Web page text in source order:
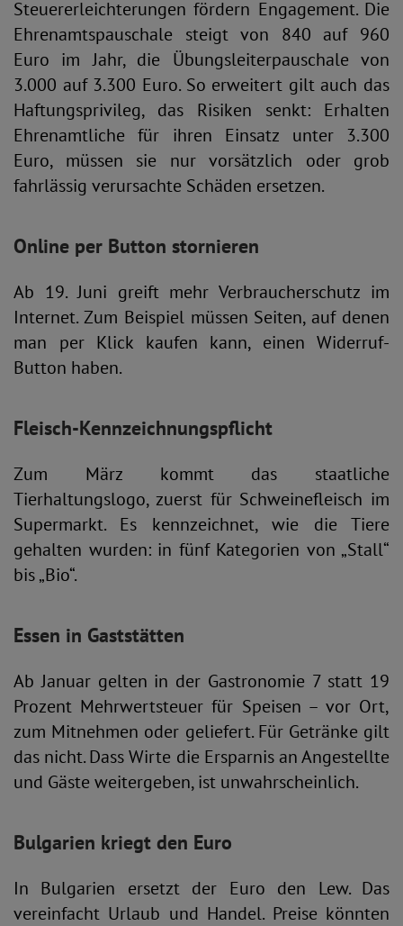
Steuererleichterungen fördern Engagement. Die
Ehrenamtspauschale steigt von 840 auf 960
Euro im Jahr, die Übungsleiterpauschale von
3.000 auf 3.300 Euro. So erweitert gilt auch das
Haftungsprivileg, das Risiken senkt: Erhalten
Ehrenamtliche für ihren Einsatz unter 3.300
Euro, müssen sie nur vorsätzlich oder grob
fahrlässig verursachte Schäden ersetzen.
Online per Button stornieren
Ab 19. Juni greift mehr Verbraucherschutz im
Internet. Zum Beispiel müssen Seiten, auf denen
man per Klick kaufen kann, einen Widerruf-
Button haben.
Fleisch-Kennzeichnungspflicht
Zum März kommt das staatliche
Tierhaltungslogo, zuerst für Schweinefleisch im
Supermarkt. Es kennzeichnet, wie die Tiere
gehalten wurden: in fünf Kategorien von „Stall“
bis „Bio“.
Essen in Gaststätten
Ab Januar gelten in der Gastronomie 7 statt 19
Prozent Mehrwertsteuer für Speisen – vor Ort,
zum Mitnehmen oder geliefert. Für Getränke gilt
das nicht. Dass Wirte die Ersparnis an Angestellte
und Gäste weitergeben, ist unwahrscheinlich.
Bulgarien kriegt den Euro
In Bulgarien ersetzt der Euro den Lew. Das
vereinfacht Urlaub und Handel. Preise könnten